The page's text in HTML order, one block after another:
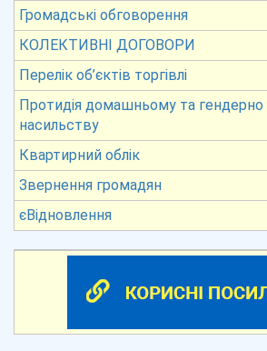
Громадські обговорення
КОЛЕКТИВНІ ДОГОВОРИ
Перелік об’єктів торгівлі
Протидія домашньому та
насильству
Квартирний облік
Звернення громадян
єВідновлення